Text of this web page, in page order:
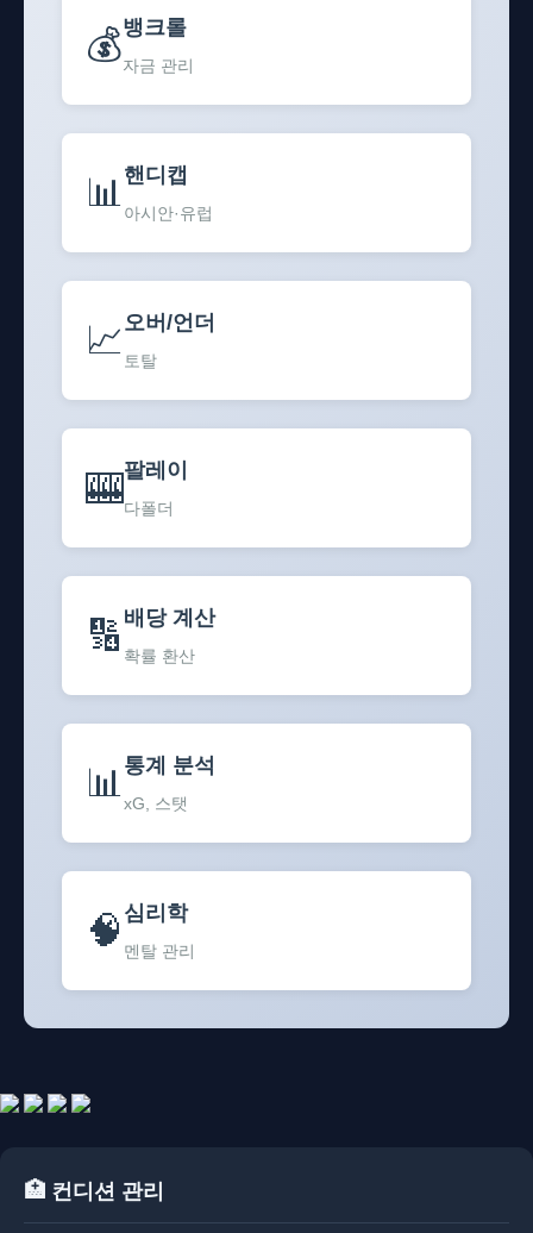
💰뱅크롤
자금 관리
📊 핸디캡
아시안·유럽
📈 오버/언더
토탈
🎰팔레이
다폴더
🔢 배당 계산
확률 환산
📊 통계 분석
xG, 스탯
🧠 심리학
멘탈 관리
🏥 컨디션 관리